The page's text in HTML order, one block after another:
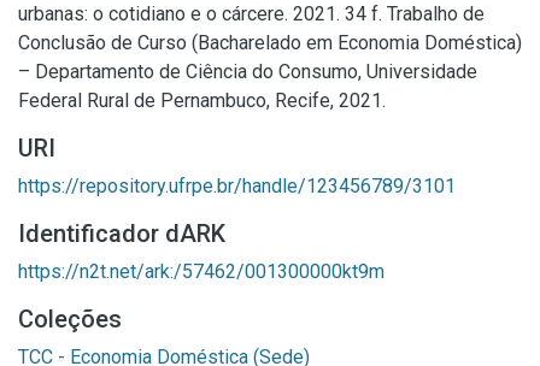
urbanas: o cotidiano e o cárcere. 2021. 34 f. Trabalho de
Conclusão de Curso (Bacharelado em Economia Doméstica)
– Departamento de Ciência do Consumo, Universidade
Federal Rural de Pernambuco, Recife, 2021.
URI
https://repository.ufrpe.br/handle/123456789/3101
Identificador dARK
https://n2t.net/ark:/57462/001300000kt9m
Coleções
TCC - Economia Doméstica (Sede)